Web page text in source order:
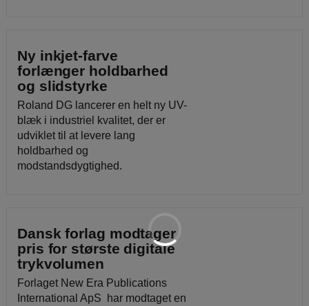
Ny inkjet-farve
forlænger holdbarhed
og slidstyrke
Roland DG lancerer en helt ny UV-
blæk i industriel kvalitet, der er
udviklet til at levere lang
holdbarhed og
modstandsdygtighed.
Dansk forlag modtager
pris for største digitale
trykvolumen
Forlaget New Era Publications
International ApS har modtaget en